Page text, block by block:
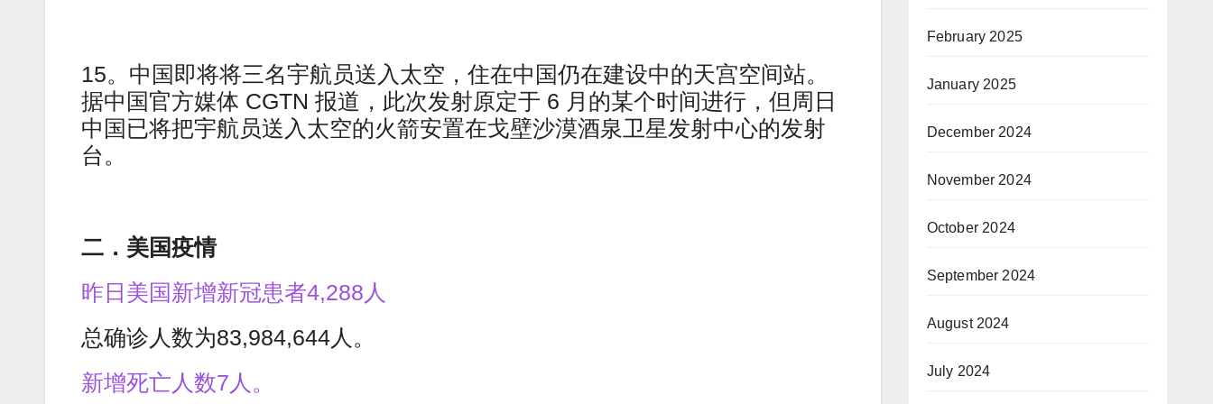
15。中国即将将三名宇航员送入太空，住在中国仍在建设中的天宫空间站。
据中国官方媒体 CGTN 报道，此次发射原定于 6 月的某个时间进行，但周日
中国已将把宇航员送入太空的火箭安置在戈壁沙漠酒泉卫星发射中心的发射
台。
二．美国疫情
昨日美国新增新冠患者4,288人
总确诊人数为83,984,644人。
新增死亡人数7人。
February 2025
January 2025
December 2024
November 2024
October 2024
September 2024
August 2024
July 2024